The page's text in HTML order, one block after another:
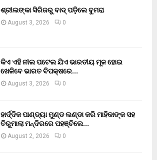
ଶ୍ରୀଲଙ୍କା ସିରିଜରୁ ବାଦ୍ ପଡ଼ିଲେ ବୁମରା
August 3, 2026 0
କିଏ ଏହି ନୀଲ ପଟେଲ ଯିଏ ଭାରତୀୟ ମୂଳ ହୋଇ
ଖେଳିବେ ଭାରତ ବିପକ୍ଷରେ…
August 3, 2026 0
ହାର୍ଦ୍ଦିକ ପାଣ୍ଡ୍ୟା ମୁଣ୍ଡ ଲଣ୍ଡା କରି ମାହିକାଙ୍କ ସହ
ତିରୁମାଲା ମନ୍ଦିରରେ ପହଞ୍ଚିଲେ…
August 2, 2026 0